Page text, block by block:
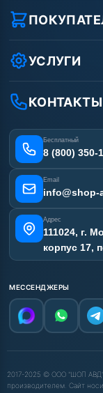
Реквизиты
Условия
Вакансии
Статьи
Как заказать?
Оплата
Лизинг
Получить
УСЛУГИ
Услуги
Аренда АВД
Сертификаты
Наши работы
Карта сайта
КОНТАКТЫ
Бесплатный
8 (800) 350-
Email
info@shop-
Адрес
111024, г.
корпус 17,
МЕССЕНДЖЕРЫ
2017-2025 © ООО "ШОП
производителем. Сайт